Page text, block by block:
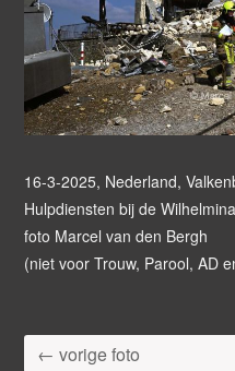
16-3-2025, Nederland,
Hulpdiensten bij de
foto Marcel van den Bergh
(niet voor Trouw, Parool, AD
← vorige foto